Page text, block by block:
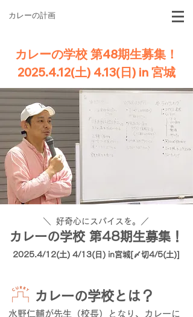
カレーの計画
カレーの学校 第48期生募集！
2025.4.12(土) 4.13(日) in 宮城
＼ 好奇心にスパイスを。／
カレーの学校 第48期生募集！
2025.4/12(土) 4/13(日) in宮城[〆切4/5(土)]
カレーの学校とは？
水野仁輔が先生（校長）となり、カレーに